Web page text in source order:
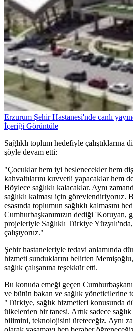
Erzurum Şehir Hastanesi'nde canlı
İçeriği Görüntüle
Sağlıklı toplum hedefiyle çalıştıklarına
şöyle devam etti:
"Çocuklar hem iyi beslenecekler hem
kahvaltılarını kuvvetli yapacaklar hem
Böylece sağlıklı kalacaklar. Aynı
sağlıklı kalması için görevlendiriyoruz.
esasında toplumun sağlıklı kalmasını
Cumhurbaşkanımızın dediği 'Koruyan,
projeleriyle Sağlıklı Türkiye
çalışıyoruz."
Şehir hastaneleriyle tedavi anlamında
hizmeti sunduklarını belirten
sağlık çalışanına teşekkür etti.
Bu konuda emeği geçen
ve bütün bakan ve sağlık yöneticilerine
"Türkiye, sağlık hizmetleri konusunda
ülkelerden bir tanesi. Artık sadece
bilimini, teknolojisini üreteceğiz. Aynı